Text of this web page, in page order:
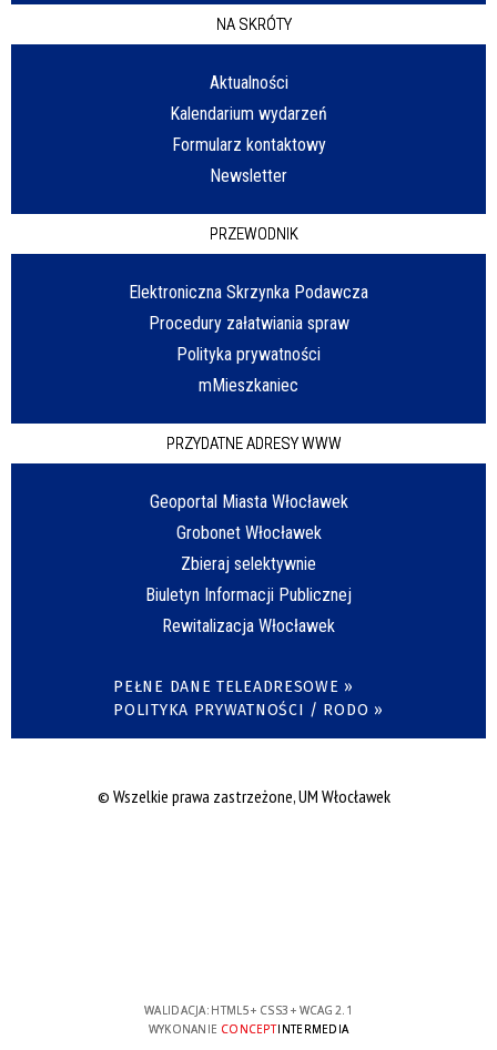
NA SKRÓTY
Aktualności
Kalendarium wydarzeń
Formularz kontaktowy
Newsletter
PRZEWODNIK
Elektroniczna Skrzynka Podawcza
Procedury załatwiania spraw
Polityka prywatności
mMieszkaniec
PRZYDATNE ADRESY WWW
Geoportal Miasta Włocławek
Grobonet Włocławek
Zbieraj selektywnie
Biuletyn Informacji Publicznej
Rewitalizacja Włocławek
PEŁNE DANE TELEADRESOWE »
POLITYKA PRYWATNOŚCI / RODO »
© Wszelkie prawa zastrzeżone, UM Włocławek
WALIDACJA: HTML5+ CSS3 + WCAG 2.1
WYKONANIE CONCEPTINTERMEDIA